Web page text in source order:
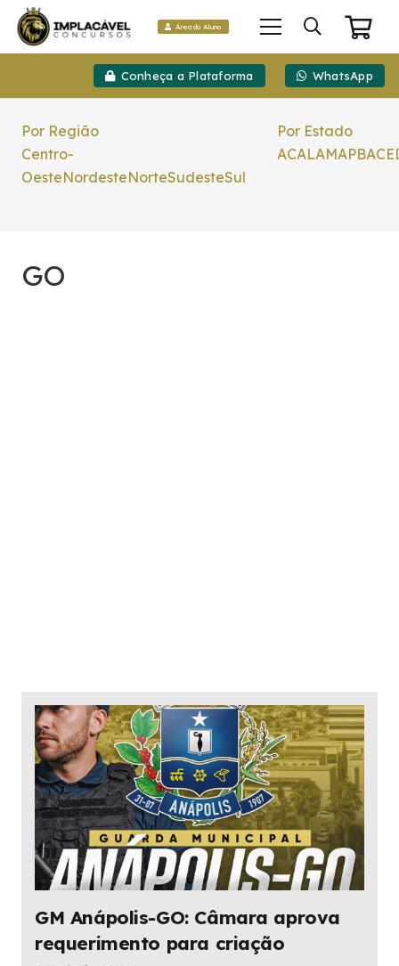
Área do Aluno
Conheça a Plataforma WhatsApp
Por Região
Centro-
OesteNordesteNorteSudesteSul
Por Estado
ACALAMAPBACE
GO
GM Anápolis-GO: Câmara aprova
requerimento para criação